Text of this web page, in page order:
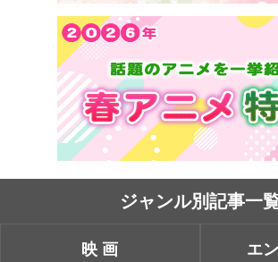
ジャンル別記事一
映画 エ